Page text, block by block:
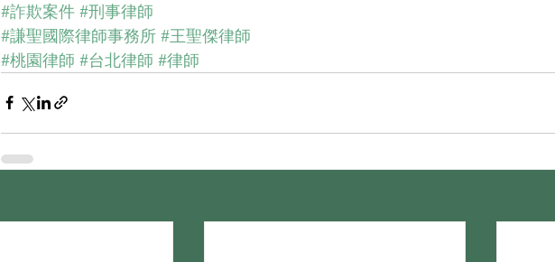
#詐欺案件 #刑事律師
#謙聖國際律師事務所 #王聖傑律師
#桃園律師 #台北律師 #律師